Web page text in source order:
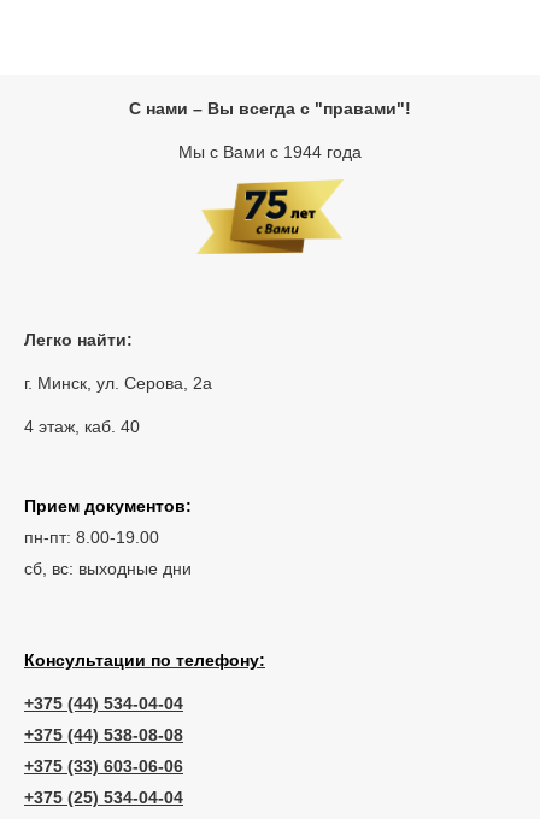
С нами – Вы всегда с "правами"!
Мы с Вами с 1944 года
Легко найти:
г. Минск, ул. Серова, 2а
4 этаж, каб. 40
Прием документов:
пн-пт: 8.00-19.00
сб, вс: выходные дни
Консультации по телефону:
+375 (44) 534-04-04
+375 (44) 538-08-08
+375 (33) 603-06-06
+375 (25) 534-04-04